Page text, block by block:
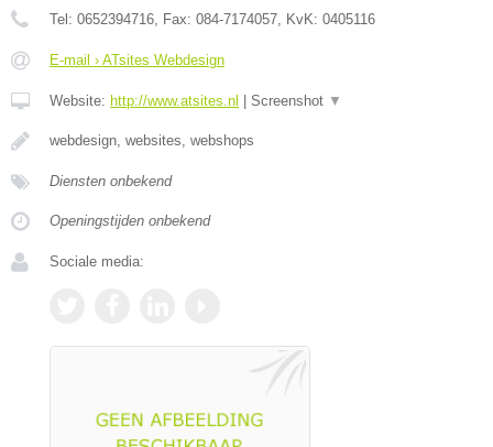
Tel: 0652394716 , Fax: 084-7174057 , KvK: 0405116
E-mail › ATsites Webdesign
Website: http://www.atsites.nl | Screenshot ▼
webdesign, websites, webshops
Diensten onbekend
Openingstijden onbekend
Sociale media: